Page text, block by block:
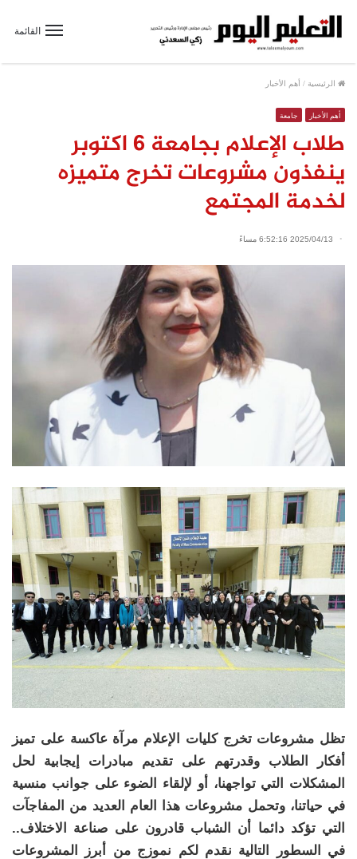
القائمة
الرئيسية / أهم الأخبار
أهم الأخبار جامعة
طلاب الإعلام بجامعة ٦ اكتوبر
ينفذون مشروعات تخرج متميزه
لخدمة المجتمع
2025/04/13 6:52:16 مساءً
تظل مشروعات تخرج كليات الإعلام مرآة عاكسة على تميز
أفكار الطلاب وقدرتهم على تقديم مبادرات إيجابية لحل
المشكلات التي تواجهنا، أو لإلقاء الضوء على جوانب منسية
في حياتنا، وتحمل مشروعات هذا العام العديد من المفاجآت
التي تؤكد دائما أن الشباب قادرون على صناعة الاختلاف..
في السطور التالية نقدم لكم نموزج من أبرز المشروعات